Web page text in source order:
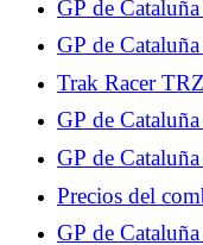
GP de
decepcionado
Yamaha
GP de
Zarco durante
Trak Racer
gran público.
GP de
de la carrera,
gana una plaza
GP de
noticia,
Precios del
2,14 €/L de
GP de